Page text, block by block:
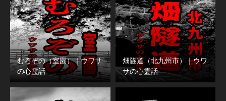
むろぞの（室園）｜ウワサ
の心霊話
畑隧道（北九州市）｜ウワ
サの心霊話